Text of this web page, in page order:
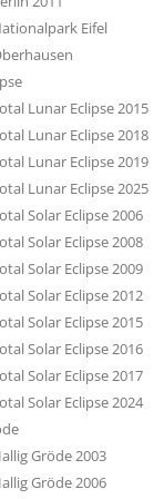
DEN DÄCHERN
SUBURBIA
Eifel
Lunar Eclipse 2015
Lunar Eclipse 2018
Lunar Eclipse 2019
Lunar Eclipse 2025
Solar Eclipse 2006
Solar Eclipse 2008
Solar Eclipse 2009
Solar Eclipse 2012
Solar Eclipse 2015
Solar Eclipse 2016
Solar Eclipse 2017
Solar Eclipse 2024
Gröde 2003
Gröde 2006